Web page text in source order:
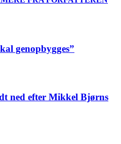
genopbygges”
ned efter Mikkel Bjørns